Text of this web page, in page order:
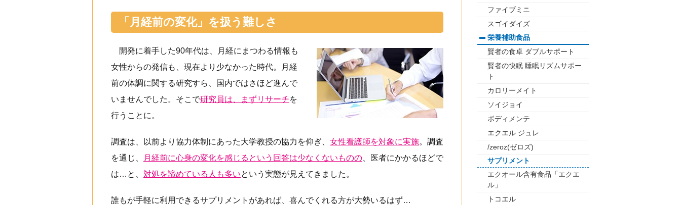
「月経前の変化」を扱う難しさ
開発に着手した90年代は、月経にまつわる情報も
女性からの発信も、現在より少なかった時代。月経
前の体調に関する研究すら、国内ではさほど進んで
いませんでした。そこで研究員は、まずリサーチを
行うことに。
調査は、以前より協力体制にあった大学教授の協力を仰ぎ、 女性看護師を対象に実施。調査
を通じ、
月経前に心身の変化を感じるという回答は少なくないものの 、医者にかかるほどで
は…と、 対処を諦めている人も多いという実態が見えてきました。
誰もが手軽に利用できるサプリメントがあれば、喜んでくれる方が大勢いるはず…
ファイブミニ
スゴイダイズ
栄養補助食品
賢者の食卓 ダブルサポート
賢者の快眠 睡眠リズムサポー
ト
カロリーメイト
ソイジョイ
ボディメンテ
エクエル ジュレ
/zeroz(ゼロズ)
サプリメント
エクオール含有食品「エクエ
ル」
トコエル